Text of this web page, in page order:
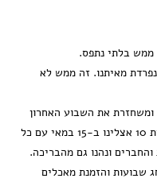
ממש בלתי נתפס.
מאיתנו. זה ממש לא
ומשחזרת את השבוע האחרון
שחגגנו לך יומהולדת 10 אצלינו ב-15 במאי עם כל
ונהנו גם מהבריכה.
שבועות והזמנת מאכלים